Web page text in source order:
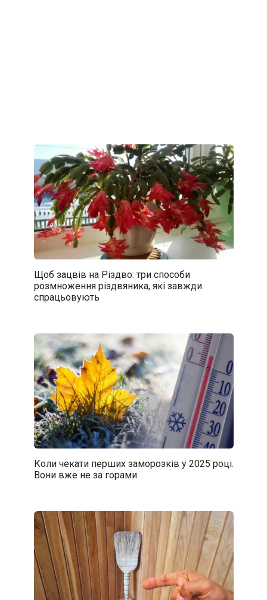
Щоб зацвів на Різдво: три способи
розмноження різдвяника, які завжди
спрацьовують
Коли чекати перших заморозків у 2025 році.
Вони вже не за горами